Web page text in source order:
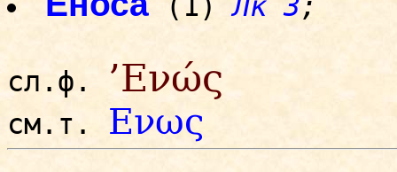
сл.ф. ’Ενώς
см.т. Ενως